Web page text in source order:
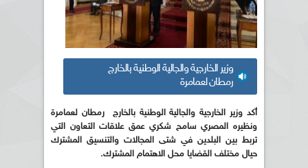
وزير الخارجية والجالية الوطنية بالخارج
رمطان لعمامرة
أكد وزير الخارجية والجالية الوطنية بالخارج رمطان لعمامرة
ونظيره المصري سامح شكري عمق علاقات التعاون التي
تربط بين البلدين في شتى المجالات والتنسيق المشترك
حيال مختلف القضايا محل الاهتمام المشترك.